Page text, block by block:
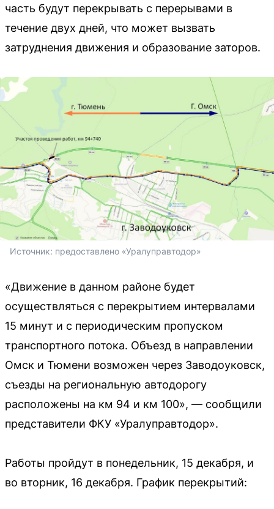
часть будут перекрывать с перерывами в
течение двух дней, что может вызвать
затруднения движения и образование заторов.
Источник: предоставлено «Уралуправтодор»
«Движение в данном районе будет
осуществляться с перекрытием интервалами
15 минут и с периодическим пропуском
транспортного потока. Объезд в направлении
Омск и Тюмени возможен через Заводоуковск,
съезды на региональную автодорогу
расположены на км 94 и км 100», — сообщили
представители ФКУ «Уралуправтодор».
Работы пройдут в понедельник, 15 декабря, и
во вторник, 16 декабря. График перекрытий: